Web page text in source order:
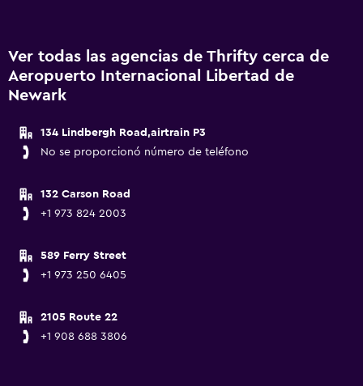
Ver todas las agencias de Thrifty cerca de
Aeropuerto Internacional Libertad de
Newark
134 Lindbergh Road,airtrain P3
No se proporcionó número de teléfono
132 Carson Road
+1 973 824 2003
589 Ferry Street
+1 973 250 6405
2105 Route 22
+1 908 688 3806